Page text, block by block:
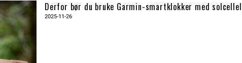
Derfor bør du bruke Garmin-smartklokker med
2025-11-26